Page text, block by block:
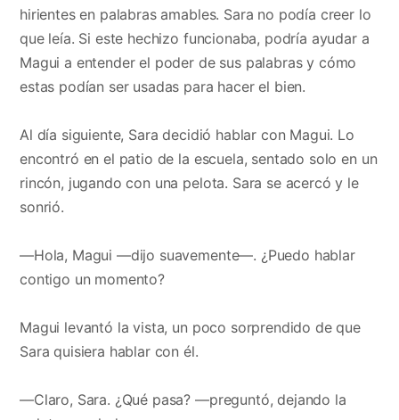
hirientes en palabras amables. Sara no podía creer lo
que leía. Si este hechizo funcionaba, podría ayudar a
Magui a entender el poder de sus palabras y cómo
estas podían ser usadas para hacer el bien.
Al día siguiente, Sara decidió hablar con Magui. Lo
encontró en el patio de la escuela, sentado solo en un
rincón, jugando con una pelota. Sara se acercó y le
sonrió.
—Hola, Magui —dijo suavemente—. ¿Puedo hablar
contigo un momento?
Magui levantó la vista, un poco sorprendido de que
Sara quisiera hablar con él.
—Claro, Sara. ¿Qué pasa? —preguntó, dejando la